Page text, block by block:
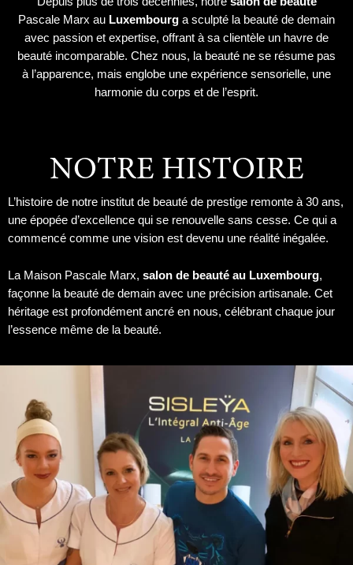
Pascale Marx au Luxembourg a sculpté la beauté de demain
avec passion et expertise, offrant à sa clientèle un havre de
beauté incomparable. Chez nous, la beauté ne se résume pas
à l’apparence, mais englobe une expérience sensorielle, une
harmonie du corps et de l’esprit.
NOTRE HISTOIRE
L’histoire de notre institut de beauté de prestige remonte à 30 ans,
une épopée d’excellence qui se renouvelle sans cesse. Ce qui a
commencé comme une vision est devenu une réalité inégalée.
La Maison Pascale Marx, salon de beauté au Luxembourg,
façonne la beauté de demain avec une précision artisanale. Cet
héritage est profondément ancré en nous, célébrant chaque jour
l’essence même de la beauté.